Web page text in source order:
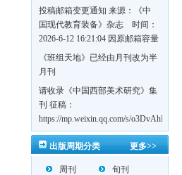
《岭南心血管病杂志》编辑部
收，
https://navi.cnki.net/knavi/detail?
BMxk-
投稿邮箱变更通知 来源：《中
国现代教育装备》杂志 时间：
2026-6-12 16:21:04 因原邮箱容量
有限，自即日起停止使用，我刊
投稿邮箱变更为 高教投稿邮
邮箱：bedu@cmee.net.cn
《班组天地》已经由月刊改为半
月刊
请收录《中国西部美术研究》集
刊 征稿：
https://mp.weixin.qq.com/s/
第一辑：
https://mp.weixin.qq.com/s/更多>>
出版周期分类
周刊 旬刊